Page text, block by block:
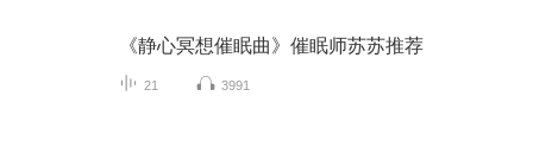
《静心冥想催眠曲》催眠师苏苏推荐
21 3991